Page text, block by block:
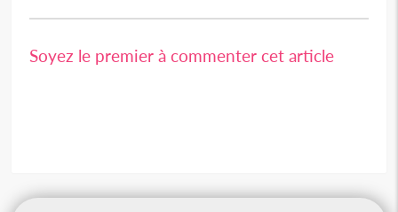
Soyez le premier à commenter cet article